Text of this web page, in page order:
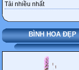
Tải nhiều nhất
BÌNH HOA ĐẸP